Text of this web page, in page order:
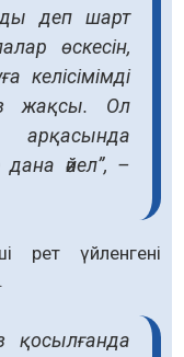
деп шарт
өскесін,
келісімімді
жақсы. Ол
арқасында
әйел”, –
рет үйленгені
қосылғанда